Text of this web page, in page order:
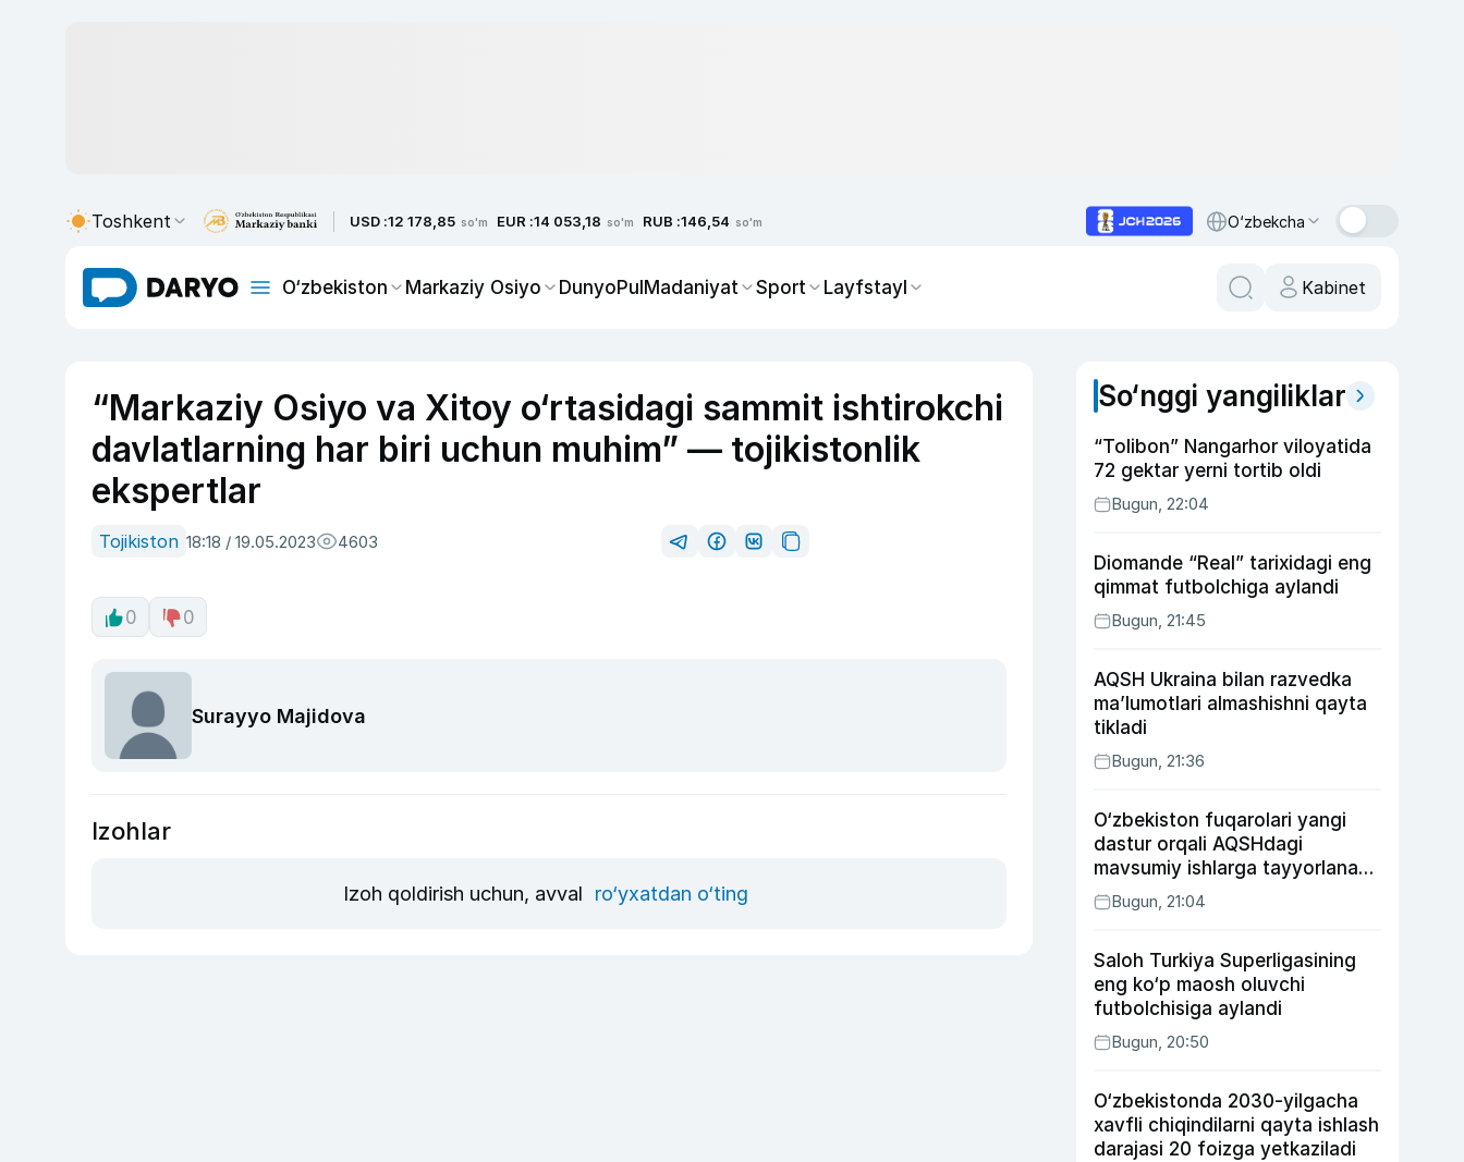
Toshkent USD :12 178,85 so'm EUR :14 053,18 so'm RUB :146,54 so'm O‘zbekcha
O‘zbekiston Markaziy Osiyo DunyoPulMadaniyat Sport Layfstayl Kabinet
“Markaziy Osiyo va Xitoy o‘rtasidagi sammit ishtirokchi
davlatlarning har biri uchun muhim” — tojikistonlik
ekspertlar
Tojikiston 18:18 / 19.05.2023 4603
0 0
Surayyo Majidova
Izohlar
Izoh qoldirish uchun, avval ro‘yxatdan o‘ting
So‘nggi yangiliklar
“Tolibon” Nangarhor viloyatida
72 gektar yerni tortib oldi
Bugun, 22:04
Diomande “Real” tarixidagi eng
qimmat futbolchiga aylandi
Bugun, 21:45
AQSH Ukraina bilan razvedka
ma’lumotlari almashishni qayta
tikladi
Bugun, 21:36
O‘zbekiston fuqarolari yangi
dastur orqali AQSHdagi
mavsumiy ishlarga tayyorlanadi
va joylashtiriladi
Bugun, 21:04
Saloh Turkiya Superligasining
eng ko‘p maosh oluvchi
futbolchisiga aylandi
Bugun, 20:50
O‘zbekistonda 2030-yilgacha
xavfli chiqindilarni qayta ishlash
darajasi 20 foizga yetkaziladi